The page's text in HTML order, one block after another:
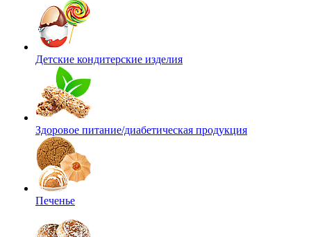
Детские кондитерские изделия
Здоровое питание/диабетическая продукция
Печенье